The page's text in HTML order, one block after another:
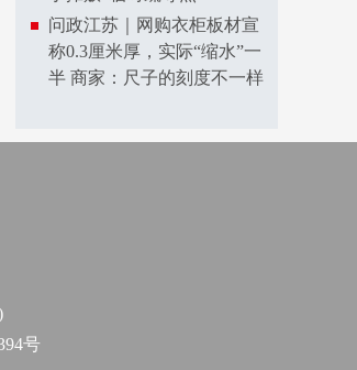
问政江苏｜网购衣柜板材宣
称0.3厘米厚，实际“缩水”一
半 商家：尺子的刻度不一样
号